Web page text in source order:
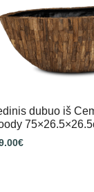
dubuo iš
€